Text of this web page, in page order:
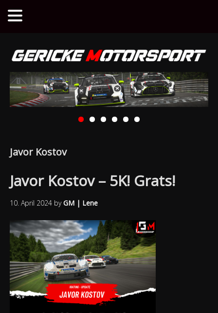
Javor Kostov
Javor Kostov – 5K! Grats!
10. April 2024 byGM | Lene